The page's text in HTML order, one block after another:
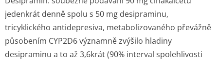
jedenkrát denně spolu s 50 mg desipraminu,
tricyklického antidepresiva, metabolizovaného převážně
působením CYP2D6 významně zvýšilo hladiny
desipraminu a to až 3,6krát (90% interval spolehlivosti